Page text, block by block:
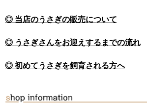
◎ 当店のうさぎの販売について
◎ うさぎさんをお迎えするまでの流れ
◎ 初めてうさぎを飼育される方へ